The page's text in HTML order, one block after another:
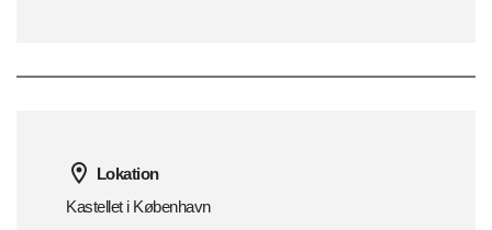
Lokation
Kastellet i København